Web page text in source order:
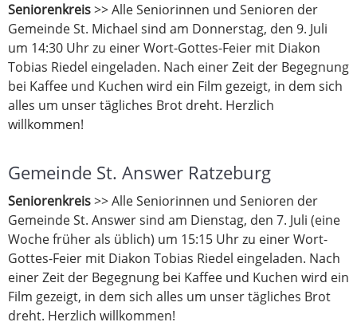
Seniorenkreis>> Alle Seniorinnen und Senioren der
Gemeinde St. Michael sind am Donnerstag, den 9. Juli
um 14:30 Uhr zu einer Wort-Gottes-Feier mit Diakon
Tobias Riedel eingeladen. Nach einer Zeit der Begegnung
bei Kaffee und Kuchen wird ein Film gezeigt, in dem sich
alles um unser tägliches Brot dreht. Herzlich
willkommen!
Gemeinde St. Answer Ratzeburg
Seniorenkreis>> Alle Seniorinnen und Senioren der
Gemeinde St. Answer sind am Dienstag, den 7. Juli (eine
Woche früher als üblich) um 15:15 Uhr zu einer Wort-
Gottes-Feier mit Diakon Tobias Riedel eingeladen. Nach
einer Zeit der Begegnung bei Kaffee und Kuchen wird ein
Film gezeigt, in dem sich alles um unser tägliches Brot
dreht. Herzlich willkommen!